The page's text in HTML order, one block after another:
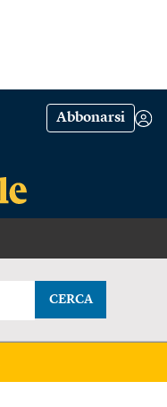
Abbonarsi
CERCA